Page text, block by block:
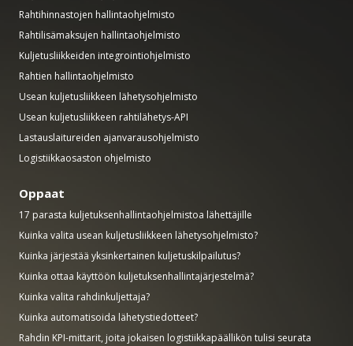
Rahtihinnastojen hallintaohjelmisto
Rahtilisämaksujen hallintaohjelmisto
Kuljetusliikkeiden integrointiohjelmisto
Rahtien hallintaohjelmisto
Usean kuljetusliikkeen lähetysohjelmisto
Usean kuljetusliikkeen rahtilähetys-API
Lastauslaitureiden ajanvarausohjelmisto
Logistiikkaosaston ohjelmisto
Oppaat
17 parasta kuljetuksenhallintaohjelmistoa lähettäjille
Kuinka valita usean kuljetusliikkeen lähetysohjelmisto?
Kuinka järjestää yksinkertainen kuljetuskilpailutus?
Kuinka ottaa käyttöön kuljetuksenhallintajärjestelmä?
Kuinka valita rahdinkuljettaja?
Kuinka automatisoida lähetystiedotteet?
Rahdin KPI-mittarit, joita jokaisen logistiikkapäällikön tulisi seurata